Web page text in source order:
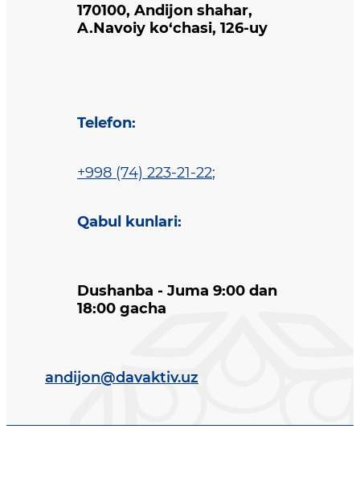
170100, Andijon shahar,
A.Navoiy ko‘chasi, 126-uy
Telefon:
+998 (74) 223-21-22;
Qabul kunlari:
Dushanba - Juma 9:00 dan
18:00 gacha
andijon@davaktiv.uz